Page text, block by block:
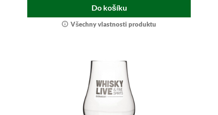
Do košíku
Všechny vlastnosti produktu